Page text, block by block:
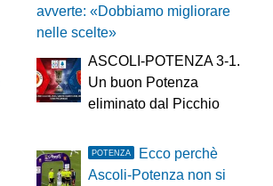
avverte: «Dobbiamo migliorare
nelle scelte»
ASCOLI-POTENZA 3-1.
Un buon Potenza
eliminato dal Picchio
POTENZA
Ecco perchè
Ascoli-Potenza non si